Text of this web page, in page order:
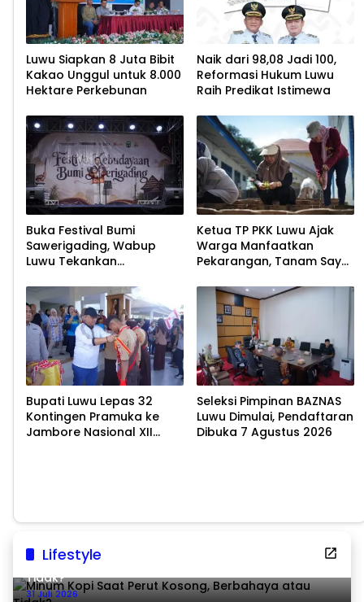
Luwu Siapkan 8 Juta Bibit
Kakao Unggul untuk 8.000
Hektare Perkebunan
Naik dari 98,08 Jadi 100,
Reformasi Hukum Luwu
Raih Predikat Istimewa
Buka Festival Bumi
Sawerigading, Wabup
Luwu Tekankan
Ketua TP PKK Luwu Ajak
Warga Manfaatkan
Pekarangan, Tanam Sayur
Bupati Luwu Lepas 32
Kontingen Pramuka ke
Jambore Nasional XII
Seleksi Pimpinan BAZNAS
Luwu Dimulai, Pendaftaran
Dibuka 7 Agustus 2026
Lifestyle
Minum Kopi Saat Perut Kosong, Berbahaya atau
Tidak?
31 Juli 2026